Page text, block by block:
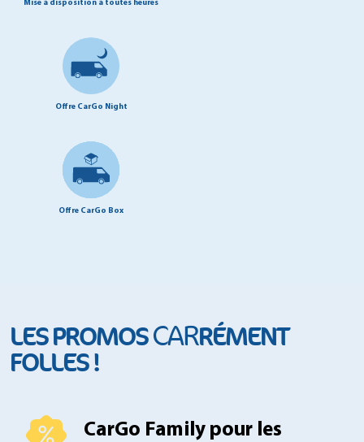
Mise à disposition à toutes heures
Offre CarGo Night
Offre CarGo Box
LES PROMOSCARRÉMENT
FOLLES !
CarGo Family pour les